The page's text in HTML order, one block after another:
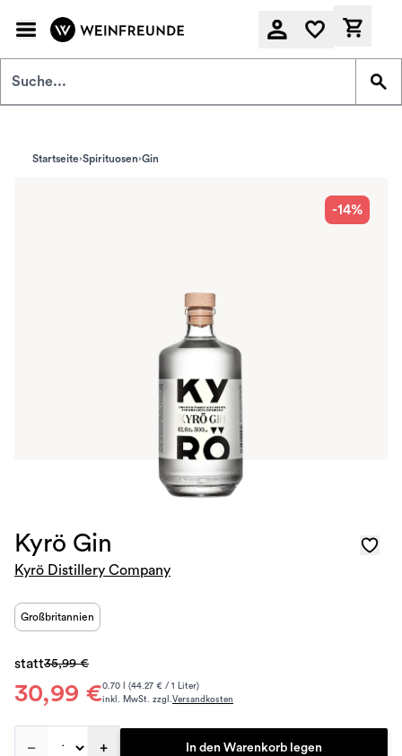
Startseite Spirituosen Gin
-14%
Kyrö Gin
Kyrö Distillery Company
Großbritannien
30,99 €
statt35,99 €
0.70 l (44.27 € / 1 Liter)
inkl. MwSt. zzgl.Versandkosten
– + In den Warenkorb legen